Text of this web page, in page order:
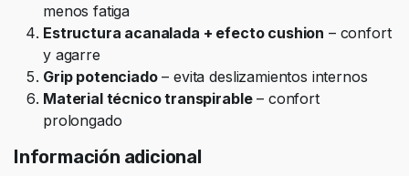
menos fatiga
Estructura acanalada + efecto cushion – confort
y agarre
Grip potenciado– evita deslizamientos internos
Material técnico transpirable– confort
prolongado
Información adicional